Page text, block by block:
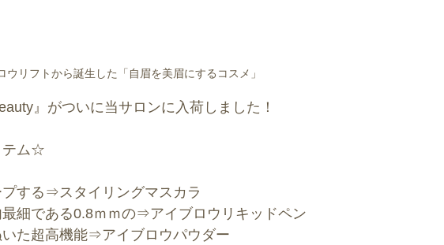
ウリフトから誕生した「自眉を美眉にするコスメ」
』がついに当サロンに入荷しました！
テム☆
する⇒スタイリングマスカラ
細である0.8ｍｍの⇒アイブロウリキッドペン
た超高機能⇒アイブロウパウダー